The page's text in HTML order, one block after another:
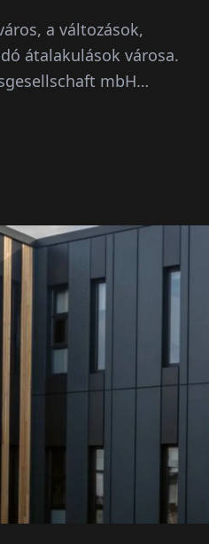
a változások,
átalakulások városa.
mbH